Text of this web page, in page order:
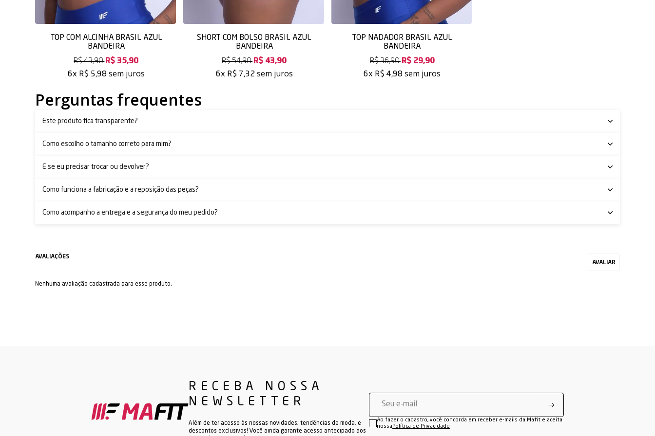
TOP COM ALCINHA BRASIL AZUL
BANDEIRA
R$ 43,90R$ 35,90
6x R$ 5,98 sem juros
SHORT COM BOLSO BRASIL AZUL
BANDEIRA
R$ 54,90R$ 43,90
6x R$ 7,32 sem juros
TOP NADADOR BRASIL AZUL
BANDEIRA
R$ 36,90R$ 29,90
6x R$ 4,98sem juros
Perguntas frequentes
Este produto fica transparente?
Como escolho o tamanho correto para mim?
E se eu precisar trocar ou devolver?
Como funciona a fabricação e a reposição das peças?
Como acompanho a entrega e a segurança do meu pedido?
Nenhuma avaliação cadastrada para esse produto.
RECEBA NOSSA
NEWSLETTER
Além de ter acesso às nossas novidades, tendências de moda, e
descontos exclusivos! Você ainda garante acesso antecipado aos
Ao fazer o cadastro, você concorda em receber e-mails da Mafit e aceita
nossa Política de Privacidade